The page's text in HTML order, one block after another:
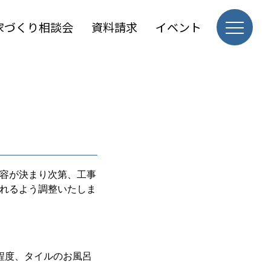
づくり相談会 資料請求 イベント
が決まり次第、工事
るよう調整いたしま
度、タイルのお風呂